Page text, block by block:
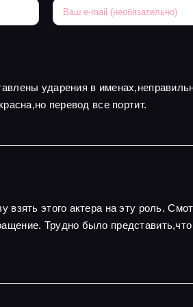
ударения в
перевод все портит.
этого актера на эту роль.
Трудно было